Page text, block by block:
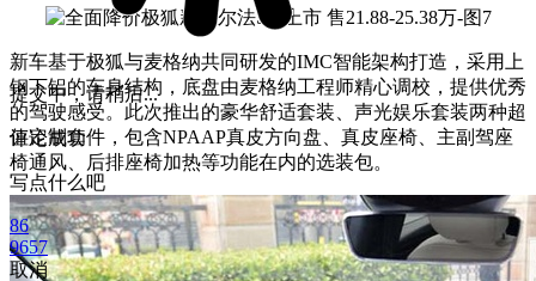
新车基于极狐与麦格纳共同研发的IMC智能架构打造，采用上
钢下铝的车身结构，底盘由麦格纳工程师精心调校，提供优秀
的驾驶感受。此次推出的豪华舒适套装、声光娱乐套装两种超
值定制套件，包含NPAAP真皮方向盘、真皮座椅、主副驾座
椅通风、后排座椅加热等功能在内的选装包。
提交中，请稍后...
评论成功
写点什么吧
86
9657
取消